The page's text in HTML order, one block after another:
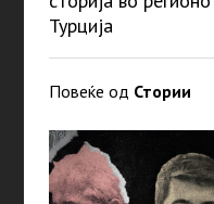
Турција
Повеќе од Стории